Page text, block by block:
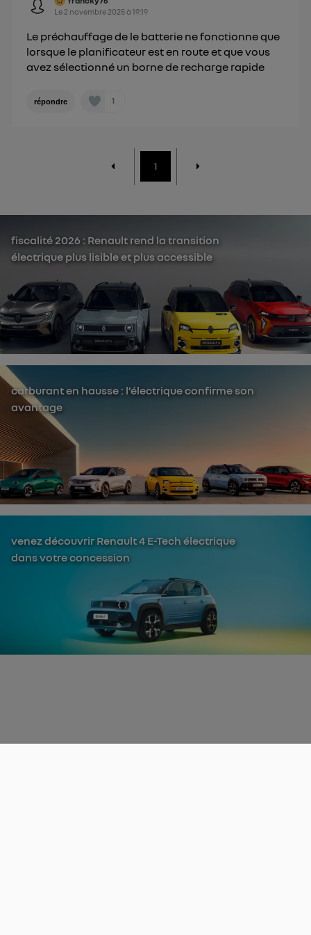
Le 2 novembre 2025à19:19
Le préchauffage de le batterie ne fonctionne que
lorsque le planificateur est en route et que vous
avez sélectionné un borne de recharge rapide
répondre 1
1
fiscalité 2026 : Renault rend la transition
électrique plus lisible et plus accessible
carburant en hausse : l’électrique confirme son
avantage
venez découvrir Renault 4 E-Tech électrique
dans votre concession